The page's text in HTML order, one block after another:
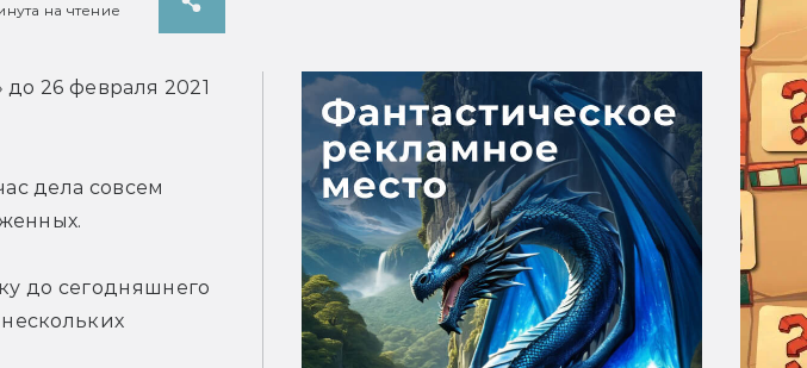
на чтение
до 26 февраля 2021
дела совсем
до сегодняшнего